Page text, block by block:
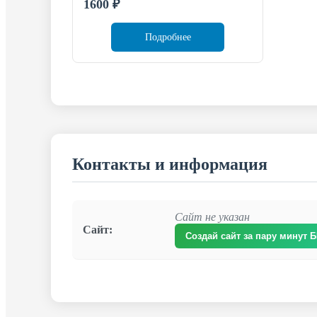
1600 ₽
Подробнее
Контакты и информация
Сайт:
Сайт не указан
Создай сайт за пару минут